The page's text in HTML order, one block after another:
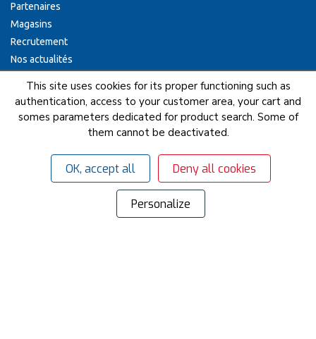
Partenaires
Magasins
Recrutement
Nos actualités
Organigrammes
Personnalisation vêtements
This site uses cookies for its proper functioning such as
authentication, access to your customer area, your cart and
somes parameters dedicated for product search. Some of
them cannot be deactivated.
OK, accept all Deny all cookies
Personalize